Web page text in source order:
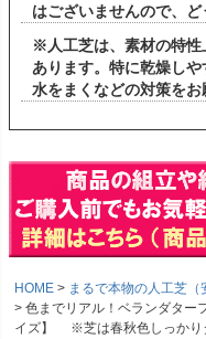
はございませんので、ど
※人工芝は、素材の特性
あります。特に乾燥し
水をまくなどの対策をお
HOME
まるで本物の人工芝（
色までリアル！ベランダター
イズ】 ※芝は春秋色しっか